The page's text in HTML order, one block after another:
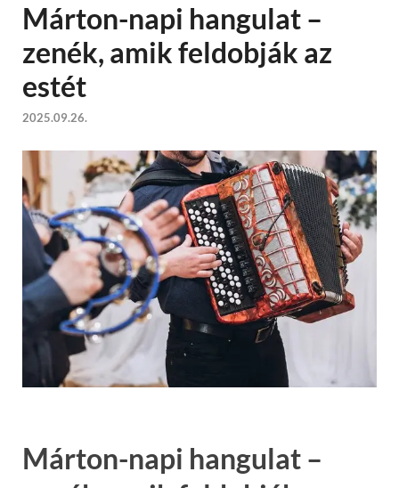
Márton-napi hangulat –
zenék, amik feldobják az
estét
2025.09.26.
Márton-napi hangulat –